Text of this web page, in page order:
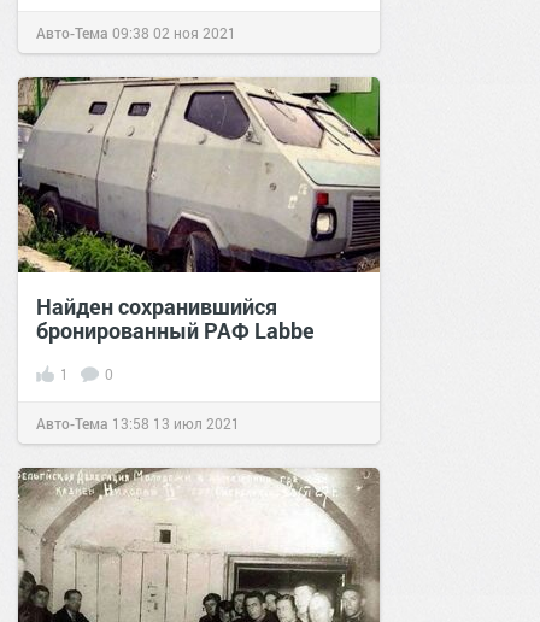
Авто-Тема 09:38 02 ноя 2021
Найден сохранившийся
бронированный РАФ Labbe
1 0
Авто-Тема 13:58 13 июл 2021